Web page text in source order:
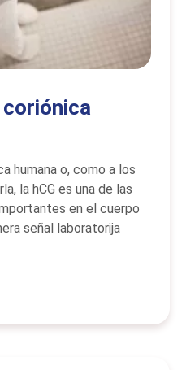
humana o, como a los
la hCG es una de las
en el cuerpo
señal laboratorija